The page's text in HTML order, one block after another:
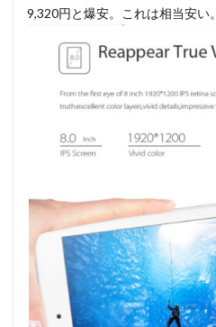
9,320円と爆安。これは相当安い。